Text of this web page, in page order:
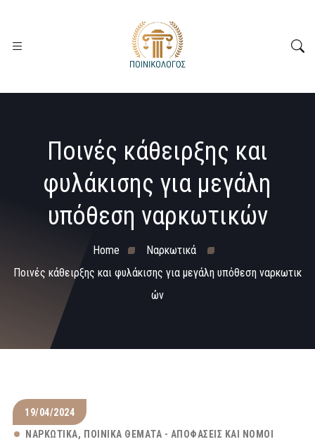
Ποινές κάθειρξης και
φυλάκισης για μεγάλη
υπόθεση ναρκωτικών
Home
Ναρκωτικά
Ποινές κάθειρξης και φυλάκισης για μεγάλη υπόθεση ναρκωτικ
ών
19/04/2024
ΝΑΡΚΩΤΙΚΆ
ΠΟΙΝΙΚΆ ΘΈΜΑΤΑ - ΑΠΟΦΆΣΕΙΣ ΚΑΙ ΝΌΜΟΙ